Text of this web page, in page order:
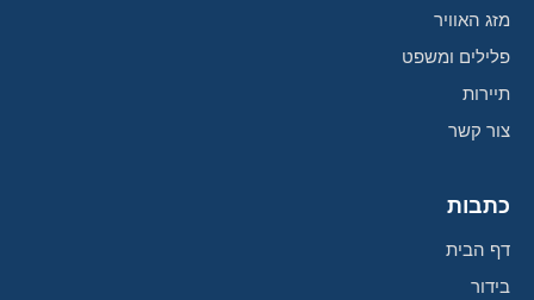
מזג האוויר
פלילים ומשפט
תיירות
צור קשר
כתבות
דף הבית
בידור